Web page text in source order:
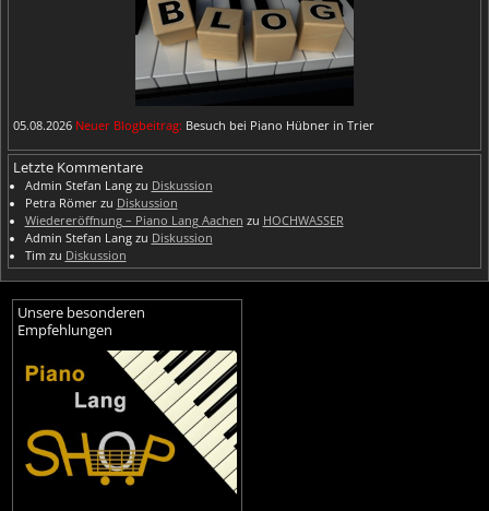
05.08.2026 Neuer Blogbeitrag: Besuch bei Piano Hübner in Trier
Letzte Kommentare
Admin Stefan Langzu Diskussion
Petra Römerzu Diskussion
Wiedereröffnung – Piano Lang Aachen zu HOCHWASSER
Admin Stefan Langzu Diskussion
Timzu Diskussion
Unsere besonderen
Empfehlungen